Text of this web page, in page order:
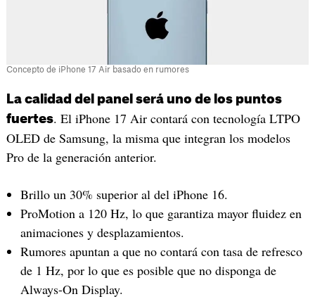
Concepto de iPhone 17 Air basado en rumores
La calidad del panel será uno de los puntos
fuertes. El iPhone 17 Air contará con tecnología LTPO
OLED de Samsung, la misma que integran los modelos
Pro de la generación anterior.
Brillo un 30% superior al del iPhone 16.
ProMotion a 120 Hz, lo que garantiza mayor fluidez en
animaciones y desplazamientos.
Rumores apuntan a que no contará con tasa de refresco
de 1 Hz, por lo que es posible que no disponga de
Always-On Display.